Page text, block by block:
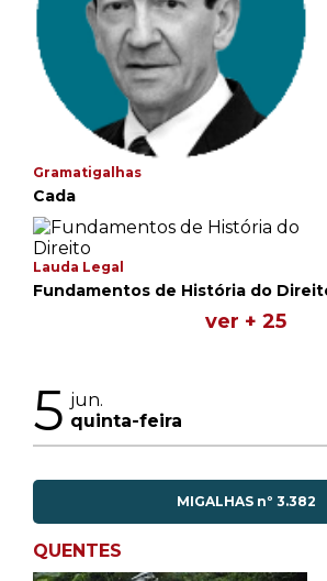
Gramatigalhas
Cada
Lauda Legal
Fundamentos de História do
ver + 25
5 jun.
quinta-feira
MIGALHAS nº 3.382
QUENTES